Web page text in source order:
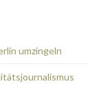
umzingeln